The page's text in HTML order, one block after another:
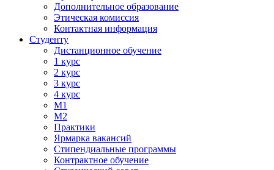
Дополнительное образование
Этическая комиссия
Контактная информация
Студенту
Дистанционное обучение
1 курс
2 курс
3 курс
4 курс
М1
М2
Практики
Ярмарка вакансий
Стипендиальные программы
Контрактное обучение